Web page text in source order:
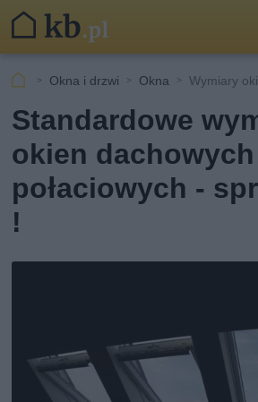
Okna i drzwi Okna Wymiary
Standardowe
okien
połaciowych -
!